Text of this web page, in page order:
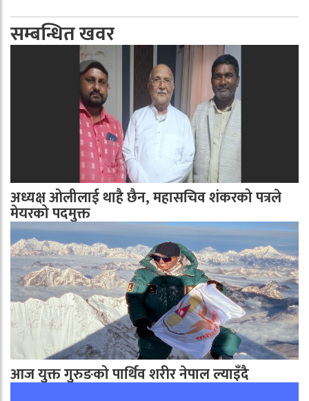
सम्बन्धित खवर
अध्यक्ष ओलीलाई थाहै छैन, महासचिव शंकरको पत्रले
मेयरको पदमुक्त
आज युक्त गुरुङको पार्थिव शरीर नेपाल ल्याइँदै